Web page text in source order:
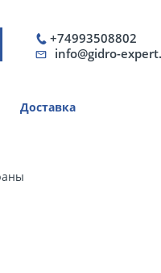
+74993508802
info@gidro-
Доставка